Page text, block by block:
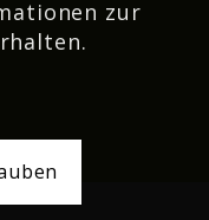
zur